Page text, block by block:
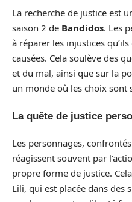
La recherche de justice est
saison 2 de Bandidos. Les
à réparer les injustices
causées. Cela soulève des
et du mal, ainsi que sur la
un monde où les choix sont
La quête de justice
Les personnages,
réagissent souvent par
propre forme de justice.
Lili, qui est placée dans des